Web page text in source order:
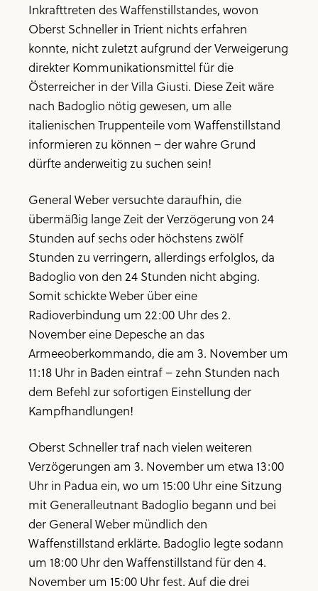
Inkrafttreten des Waffenstillstandes, wovon
Oberst Schneller in Trient nichts erfahren
konnte, nicht zuletzt aufgrund der Verweigerung
direkter Kommunikationsmittel für die
Österreicher in der Villa Giusti. Diese Zeit wäre
nach Badoglio nötig gewesen, um alle
italienischen Truppenteile vom Waffenstillstand
informieren zu können – der wahre Grund
dürfte anderweitig zu suchen sein!
General Weber versuchte daraufhin, die
übermäßig lange Zeit der Verzögerung von 24
Stunden auf sechs oder höchstens zwölf
Stunden zu verringern, allerdings erfolglos, da
Badoglio von den 24 Stunden nicht abging.
Somit schickte Weber über eine
Radioverbindung um 22:00 Uhr des 2.
November eine Depesche an das
Armeeoberkommando, die am 3. November um
11:18 Uhr in Baden eintraf – zehn Stunden nach
dem Befehl zur sofortigen Einstellung der
Kampfhandlungen!
Oberst Schneller traf nach vielen weiteren
Verzögerungen am 3. November um etwa 13:00
Uhr in Padua ein, wo um 15:00 Uhr eine Sitzung
mit Generalleutnant Badoglio begann und bei
der General Weber mündlich den
Waffenstillstand erklärte. Badoglio legte sodann
um 18:00 Uhr den Waffenstillstand für den 4.
November um 15:00 Uhr fest. Auf die drei